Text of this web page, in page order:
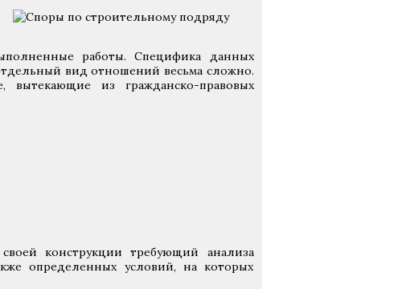
работы. Специфика данных
вид отношений весьма сложно.
из гражданско-правовых
конструкции требующий анализа
определенных условий, на которых